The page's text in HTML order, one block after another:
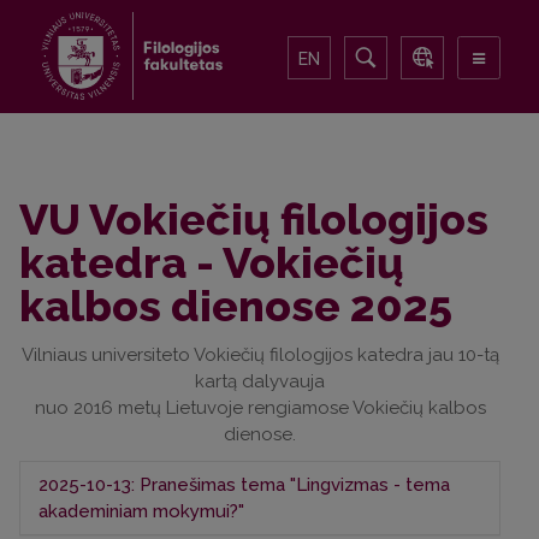
EN
VU Vokiečių filologijos
katedra - Vokiečių
kalbos dienose 2025
Vilniaus universiteto Vokiečių filologijos katedra jau 10-tą
kartą dalyvauja
nuo 2016 metų Lietuvoje rengiamose Vokiečių kalbos
dienose.
2025-10-13: Pranešimas tema "Lingvizmas - tema
akademiniam mokymui?"